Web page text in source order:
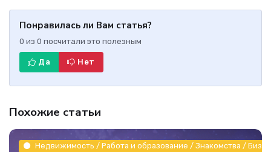
Понравилась ли Вам статья?
0 из 0 посчитали это полезным
Да Нет
Похожие статьи
Недвижимость / Работа и образование / Знакомства /